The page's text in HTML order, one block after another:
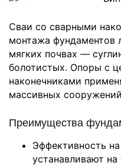
Сваи со сварными
монтажа фундаментов
мягких почвах —
болотистых. Опоры с
наконечниками
массивных
Преимущества
Эффективность
устанавливают